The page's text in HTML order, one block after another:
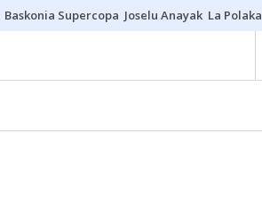
Baskonia Supercopa Joselu Anayak La Polaka